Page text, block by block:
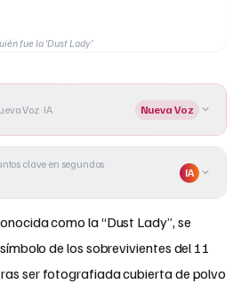
fue la ‘Dust Lady’
Voz · IA Nueva Voz
clave en segundos
IA
como la “Dust Lady”, se
de los sobrevivientes del 11
ser fotografiada cubierta de polvo